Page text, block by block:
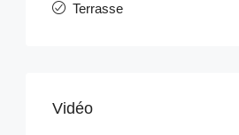
Terrasse
Vidéo